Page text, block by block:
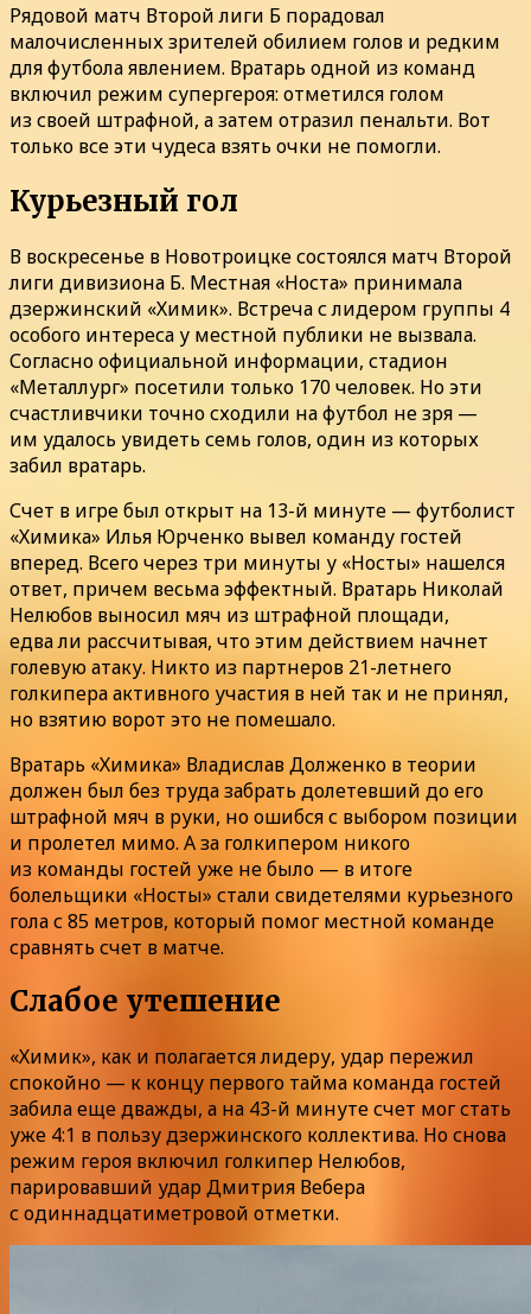
Рядовой матч Второй лиги Б порадовал
малочисленных зрителей обилием голов и редким
для футбола явлением. Вратарь одной из команд
включил режим супергероя: отметился голом
из своей штрафной, а затем отразил пенальти. Вот
только все эти чудеса взять очки не помогли.
Курьезный гол
В воскресенье в Новотроицке состоялся матч Второй
лиги дивизиона Б. Местная «Носта» принимала
дзержинский «Химик». Встреча с лидером группы 4
особого интереса у местной публики не вызвала.
Согласно официальной информации, стадион
«Металлург» посетили только 170 человек. Но эти
счастливчики точно сходили на футбол не зря —
им удалось увидеть семь голов, один из которых
забил вратарь.
Счет в игре был открыт на 13-й минуте — футболист
«Химика» Илья Юрченко вывел команду гостей
вперед. Всего через три минуты у «Носты» нашелся
ответ, причем весьма эффектный. Вратарь Николай
Нелюбов выносил мяч из штрафной площади,
едва ли рассчитывая, что этим действием начнет
голевую атаку. Никто из партнеров 21-летнего
голкипера активного участия в ней так и не принял,
но взятию ворот это не помешало.
Вратарь «Химика» Владислав Долженко в теории
должен был без труда забрать долетевший до его
штрафной мяч в руки, но ошибся с выбором позиции
и пролетел мимо. А за голкипером никого
из команды гостей уже не было — в итоге
болельщики «Носты» стали свидетелями курьезного
гола с 85 метров, который помог местной команде
сравнять счет в матче.
Слабое утешение
«Химик», как и полагается лидеру, удар пережил
спокойно — к концу первого тайма команда гостей
забила еще дважды, а на 43-й минуте счет мог стать
уже 4:1 в пользу дзержинского коллектива. Но снова
режим героя включил голкипер Нелюбов,
парировавший удар Дмитрия Вебера
с одиннадцатиметровой отметки.